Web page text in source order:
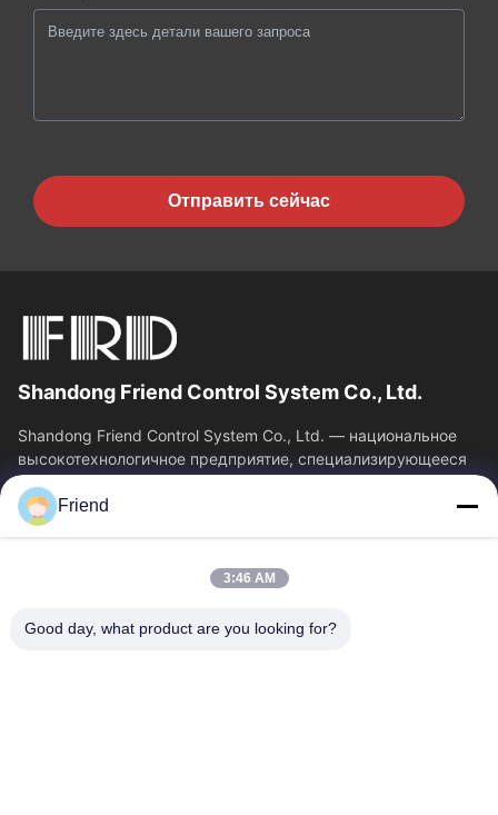
Отправить сейчас
Shandong Friend Control System Co., Ltd.
Shandong Friend Control System Co., Ltd. — национальное
высокотехнологичное предприятие, специализирующееся
на исследованиях и разработках в...
Быстрые Связи
О Компании
Наша Фабрика
Контроль Качества
Friend
3:46 AM
Good day, what product are you looking for?